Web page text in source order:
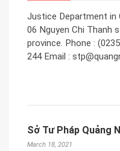
Justice Department in
06 Nguyen Chi Thanh
province. Phone :
244 Email :
Sở Tư Pháp Quảng
March 18, 2021